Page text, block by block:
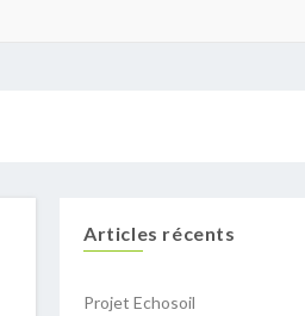
Articles récents
Projet Echosoil